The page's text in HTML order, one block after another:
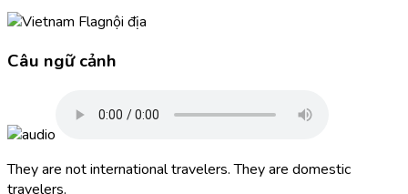
nội địa
Câu ngữ cảnh
They are not international travelers. They are domestic
travelers.